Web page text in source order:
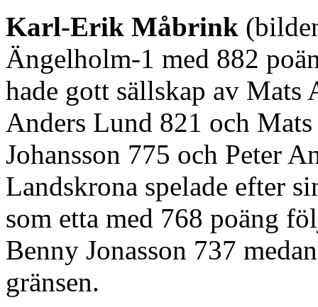
Karl-Erik Måbrink
Ängelholm-1 med 882
hade gott sällskap av Mats
Anders Lund 821 och
Johansson 775 och Peter
Landskrona spelade efter
som etta med 768 poäng
Benny Jonasson 737
gränsen.